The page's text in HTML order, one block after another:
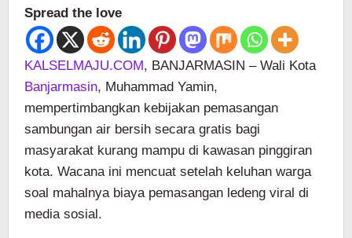
Spread the love
KALSELMAJU.COM, BANJARMASIN – Wali Kota
Banjarmasin, Muhammad Yamin,
mempertimbangkan kebijakan pemasangan
sambungan air bersih secara gratis bagi
masyarakat kurang mampu di kawasan pinggiran
kota. Wacana ini mencuat setelah keluhan warga
soal mahalnya biaya pemasangan ledeng viral di
media sosial.